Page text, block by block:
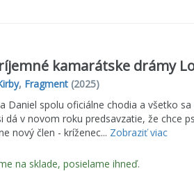
kamarátske drámy
, Fragment(2025)
Daniel spolu oficiálne chodia a všetko
dá v novom roku predsavzatie, že chce
nový člen - kríženec... Zobraziť viac
na sklade, posielame ihneď.